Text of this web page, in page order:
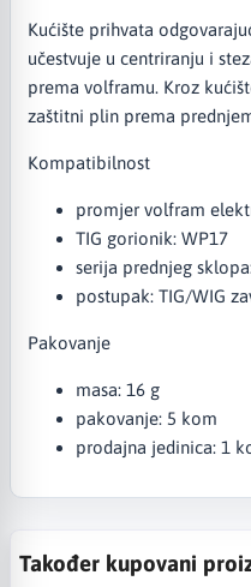
Kućište prihvata
učestvuje u centriranju i
prema volframu. Kroz
zaštitni plin prema
Kompatibilnost
promjer volfram
TIG gorionik: WP17
serija prednjeg
postupak: TIG/WIG
Pakovanje
masa: 16 g
pakovanje: 5 kom
prodajna jedinica: 1
Također kupovani